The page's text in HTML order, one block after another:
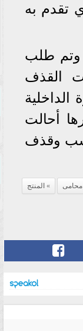
تقدم به
وتم طلب
القذف
أحالت
وقذف
محامى
المنتج